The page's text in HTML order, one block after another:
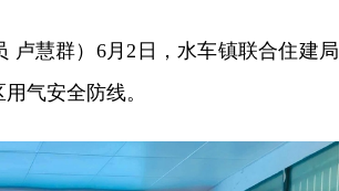
卢慧群）6月2日，水车镇联合住建局
气安全防线。